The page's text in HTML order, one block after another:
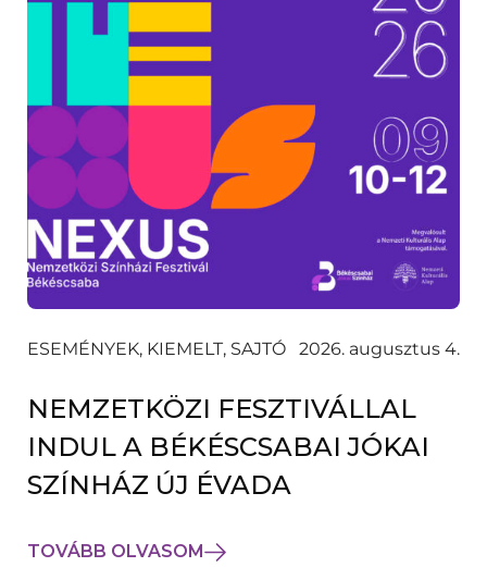
ESEMÉNYEK, KIEMELT, SAJTÓ 2026. augusztus 4.
NEMZETKÖZI FESZTIVÁLLAL
INDUL A BÉKÉSCSABAI JÓKAI
SZÍNHÁZ ÚJ ÉVADA
TOVÁBB OLVASOM